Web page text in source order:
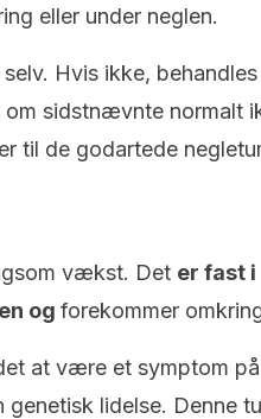
eller under neglen.
Hvis ikke,
om sidstnævnte normalt
til de godartede
vækst. Det er fast i
og forekommer
at være et symptom
lidelse. Denne